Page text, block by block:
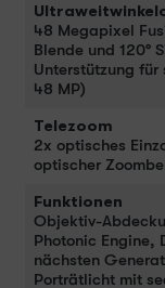
48 Megapixel
Blende und 120°
Unterstützung für
48 MP)
Telezoom
2x optisches
optischer
Funktionen
Objektiv-
Photonic Engine,
nächsten
Porträt­licht mit